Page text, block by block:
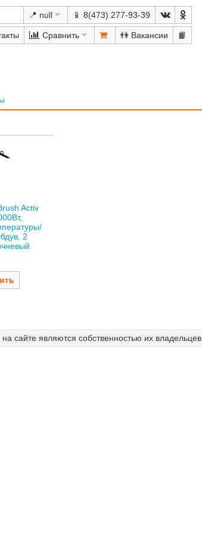
📍 null 📱 8(473) 277-93-39
Сравнить 👫 📙
Activ
2
сайте являются собственностью их владельцев.